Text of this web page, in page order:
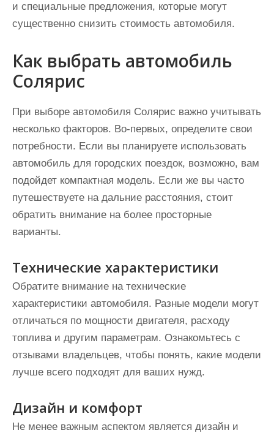
и специальные предложения, которые могут
существенно снизить стоимость автомобиля.
Как выбрать автомобиль
Солярис
При выборе автомобиля Солярис важно учитывать
несколько факторов. Во-первых, определите свои
потребности. Если вы планируете использовать
автомобиль для городских поездок, возможно, вам
подойдет компактная модель. Если же вы часто
путешествуете на дальние расстояния, стоит
обратить внимание на более просторные
варианты.
Технические характеристики
Обратите внимание на технические
характеристики автомобиля. Разные модели могут
отличаться по мощности двигателя, расходу
топлива и другим параметрам. Ознакомьтесь с
отзывами владельцев, чтобы понять, какие модели
лучше всего подходят для ваших нужд.
Дизайн и комфорт
Не менее важным аспектом является дизайн и